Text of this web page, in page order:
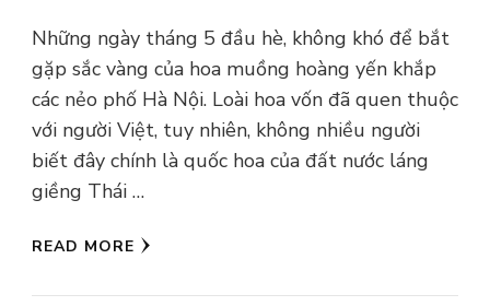
Những ngày tháng 5 đầu hè, không khó để bắt
gặp sắc vàng của hoa muồng hoàng yến khắp
các nẻo phố Hà Nội. Loài hoa vốn đã quen thuộc
với người Việt, tuy nhiên, không nhiều người
biết đây chính là quốc hoa của đất nước láng
giềng Thái …
READ MORE